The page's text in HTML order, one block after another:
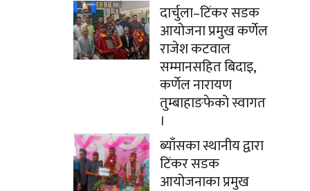
दार्चुला–टिंकर सडक
आयोजना प्रमुख कर्णेल
राजेश कटवाल
सम्मानसहित बिदाइ,
कर्णेल नारायण
तुम्बाहाङफेको स्वागत
।
ब्याँसका स्थानीय द्वारा
टिंकर सडक
आयोजनाका प्रमुख